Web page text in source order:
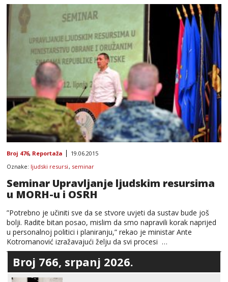
Broj 476, Reportaža
19.06.2015
Oznake: ljudski resursi , seminar
Seminar Upravljanje ljudskim resursima
u MORH-u i OSRH
”Potrebno je učiniti sve da se stvore uvjeti da sustav bude još
bolji. Radite bitan posao, mislim da smo napravili korak naprijed
u personalnoj politici i planiranju,” rekao je ministar Ante
Kotromanović izražavajući želju da svi procesi …
Broj 766, srpanj 2026.